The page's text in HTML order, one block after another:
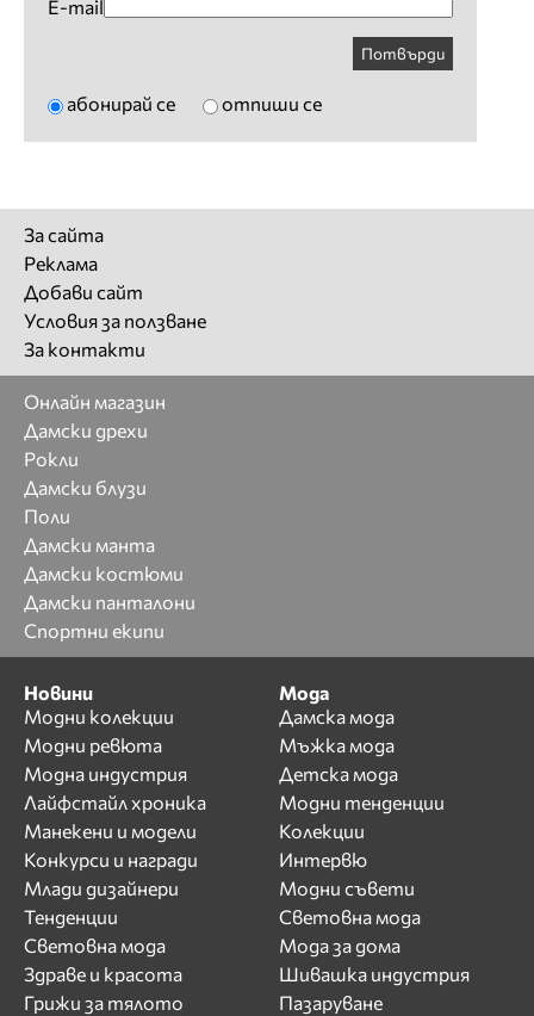
E-mail
Потвърди
абонирай се отпиши се
За сайта
Реклама
Добави сайт
Условия за ползване
За контакти
Онлайн магазин
Дамски дрехи
Рокли
Дамски блузи
Поли
Дамски манта
Дамски костюми
Дамски панталони
Спортни екипи
Новини
Модни колекции
Модни ревюта
Модна индустрия
Лайфстайл хроника
Манекени и модели
Конкурси и награди
Млади дизайнери
Тенденции
Световна мода
Здраве и красота
Грижи за тялото
Мода
Дамска мода
Мъжка мода
Детска мода
Модни тенденции
Колекции
Интервю
Модни съвети
Световна мода
Мода за дома
Шивашка индустрия
Пазаруване